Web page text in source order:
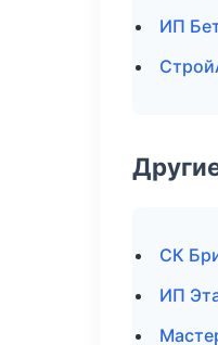
ИП
СК
ИП